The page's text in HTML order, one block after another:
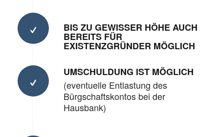
BIS ZU GEWISSER HÖHE AUCH
BEREITS FÜR
EXISTENZGRÜNDER MÖGLICH
UMSCHULDUNG IST MÖGLICH
(eventuelle Entlastung des
Bürgschaftskontos bei der
Hausbank)